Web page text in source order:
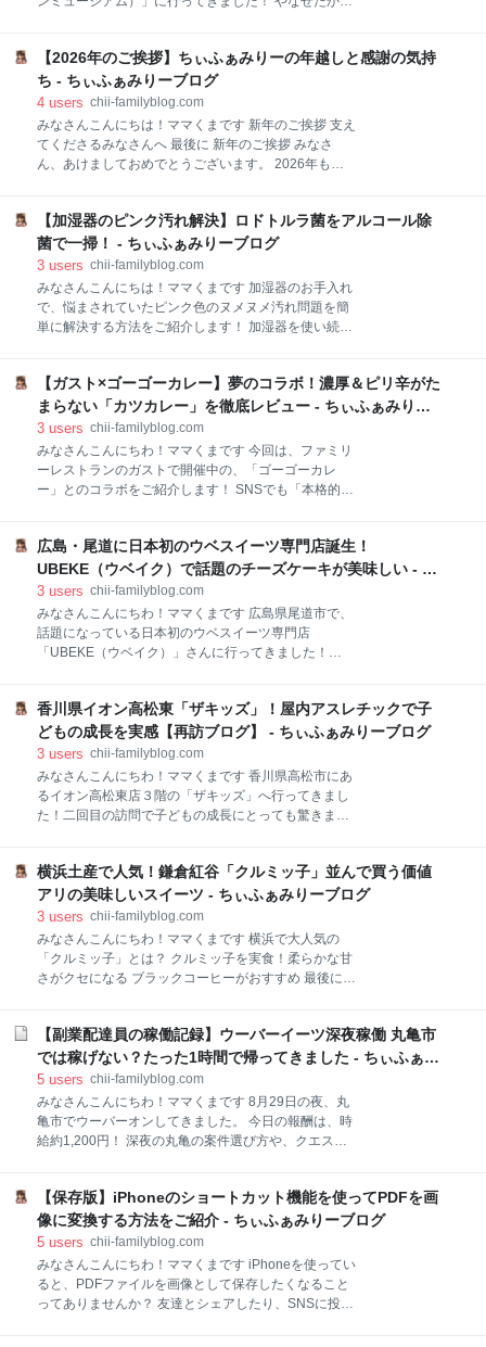
です。 「このシール可愛いね」とか「次はどのページ
を埋めようか」とお喋りしながら、二人でシールを交
換したりレイアウトを考えたりしています。 皆さん
も、もしお
ム） 到着した瞬間から、子どもたちの目はキラキラ！
大好きなアンパンマンや仲間たちに囲まれて、大喜
び。 展示ひとつひとつに「あ！アンパンマン！」「バ
イキンマンいた！」と指をさして喜ぶ姿を見て、連れ
てきて本当に良かったです。 公園スペース 美術館の横
には広い公園スペースもあり、外でもたくさん遊びま
愛くて、見ているこちらがパワーをもらいました。 最
後に アンパンマンに会って、外でたくさん走り回って
家族みんなでリフレッシュ！ 次はもう少し暖かくなっ
た頃に、
【2026年のご挨拶】ちぃふぁみりーの年越しと感謝の気持
ち - ちぃふぁみりーブログ
4 users chii-familyblog.com
みなさんこんにちは！ママくまです 新年のご挨拶 支え
てくださるみなさんへ 最後に 新年のご挨拶 みなさ
ん、あけましておめでとうございます。 2026年も、
ができました！ 昨夜は家族でゆっくりと美味しい食事
を囲んで楽しい時間を過ごしました。 支えてくださる
みなさんへ 最近は少しずつ更新頻度が落ちてしまって
いますが、それでもこうしてコツコツとブログを続け
てこれたのは、いつも見守ってくださるみなさんのお
かげです。 記事を投稿するたびに届く温かいコメント
たちのペースを大切にしながら、家族の日常や日々の
出来事を共有してていければと思っています。 大きな
ことはできませんが、これからも「ちぃふぁみりー」
らし
【加湿器のピンク汚れ解決】ロドトルラ菌をアルコール除
菌で一掃！ - ちぃふぁみりーブログ
3 users chii-familyblog.com
みなさんこんにちは！ママくまです 加湿器のお手入れ
で、悩まされていたピンク色のヌメヌメ汚れ問題を簡
単に解決する方法をご紹介します！ 加湿器を使い続け
気持ち悪いですよね。 加湿器に発生する「ピンク汚
れ」の正体は？ 加湿器のピンクカビを簡単に除去！使
用したのは「除菌用アルコール」 アルコールを使った
ロドトルラ菌の掃除手順 最後に 加湿器に発生する「ピ
ンク汚れ」の正体は？ 多くの人が加湿器のカビだと思
っているピンク色のヌメヌメ汚れ。 その正体は、「ロ
素を出してピンク色に見えるんだそうです。 ロドトル
ラ菌は生命力が強く、食器洗剤などでゴシゴシ洗って
も、なかなか取れずに困っていました。 加湿器のピン
クカビ
【ガスト×ゴーゴーカレー】夢のコラボ！濃厚＆ピリ辛がた
まらない「カツカレー」を徹底レビュー - ちぃふぁみりー
ブログ
3 users chii-familyblog.com
みなさんこんにちわ！ママくまです 今回は、ファミリ
ーレストランのガストで開催中の、「ゴーゴーカレ
ー」とのコラボをご紹介します！ SNSでも「本格的す
ガストとゴーゴーカレーのコラボ！今食べるべきコラ
ボメニュー 最後に ガストとゴーゴーカレーのコラボ！
今食べるべきコラボメニュー ガストとゴーゴーカレー
のコラボメニューはいくつかあるのですが、今回はや
っぱり王道の「ロースカツカレー」をオーダーしまし
た。 真っ黒に近い濃厚なルー、お皿いっぱいのカツ、
ね。 ゴーゴーカレーの特徴である、ドロっとした重厚
なルーは、ガストでもバッチリ再現されていますね。
一口食べたらやみつきになります。最初は甘さも感じ
るのですが、すぐに
広島・尾道に日本初のウベスイーツ専門店誕生！
UBEKE（ウベイク）で話題のチーズケーキが美味しい - ち
ぃふぁみりーブログ
3 users chii-familyblog.com
みなさんこんにちわ！ママくまです 広島県尾道市で、
話題になっている日本初のウベスイーツ専門店
「UBEKE（ウベイク）」さんに行ってきました！
す。紫芋や紅芋とは異なる独特の味わいは、一度食べ
たらやみつきになります。 UBEKE（ウベイク） ウベ
バスクチーズケーキ ウベクリーム 最後に UBEKE（ウ
ベイク） ジャンル・・ ウベ（紅山芋）スイーツ専門店
住所・・・・広島県尾道市土堂1丁目5-22 営業時
間・・11:00～17:00（土日は～18:00） 定休日・・・
クチーズケーキ」と、たっぷりのウベクリームを使っ
たスイーツをいただきました。 ウベバスクチーズケー
キ 一口食べるとウベの香り
香川県イオン高松東「ザキッズ」！屋内アスレチックで子
どもの成長を実感【再訪ブログ】 - ちぃふぁみりーブログ
3 users chii-familyblog.com
みなさんこんにちわ！ママくまです 香川県高松市にあ
るイオン高松東店３階の「ザキッズ」へ行ってきまし
た！二回目の訪問で子どもの成長にとっても驚きまし
ザキッズについて 「ザキッズ」は、0歳から小学生ま
で遊べる最大級の室内型キッズパークです。 広い施設
内には、カラフルな大型アスレッドやボールプール、
トランポリン、フリープレイゲーム機までいっぱい。
雨の日も暑い日も安心の全天候型 小さな子も安心な幼
児ゾーンあり 途中で外出・再入場が可能 飲食物の持ち
分からチャレンジしている姿に感動しました！ イオン
高松東店内にあって便利 施設はイオンの中にあるの
で、買い物にも立ち寄りやすく、親にも嬉しいポイン
横浜土産で人気！鎌倉紅谷「クルミッ子」並んで買う価値
アリの美味しいスイーツ - ちぃふぁみりーブログ
3 users chii-familyblog.com
みなさんこんにちわ！ママくまです 横浜で大人気の
「クルミッ子」とは？ クルミッ子を実食！柔らかな甘
さがクセになる ブラックコーヒーがおすすめ 最後に
た。 わざわざ並んで買ってくれたと聞いて、とても嬉
しくなりました。リスの可愛いパッケージは見た目か
らして癒されます。 クルミッ子を実食！柔らかな甘さ
がクセになる ひとくち食べると、キャラメルの優しい
甘さと、香ばしいくるみの食感がじわっと広がりま
す。バター生地とのバランスも最高で、やらかい甘さ
コーヒーと一緒に、15時のおやつタイムに家族でいた
だきました。 コーヒーのほろ苦さがクルミッ子の甘さ
と良く合って、思わずにっこり。 最後に 家族みんなで
美味しく
【副業配達員の稼働記録】ウーバーイーツ深夜稼働 丸亀市
では稼げない？たった1時間で帰ってきました - ちぃふぁみ
りーブログ
5 users chii-familyblog.com
みなさんこんにちわ！ママくまです 8月29日の夜、丸
亀市でウーバーオンしてきました。 今日の報酬は、時
給約1,200円！ 深夜の丸亀の案件選び方や、クエスト
率重視の案件選び 鳴りが少ない夜は早めの撤収を クエ
スト消化を優先 最後に 今日の報酬 今日は、１時間の
稼働で1,200円ほど稼ぐことができました。 丸亀市深
夜稼働は稼げない？ 地方都市で狙うならキロ７０円〜
９０円くらいの案件がベター。 都市部ではキロ１００
円が目安ですが、信号も交通量も少ないのでその分単
【保存版】iPhoneのショートカット機能を使ってPDFを画
像に変換する方法をご紹介 - ちぃふぁみりーブログ
5 users chii-familyblog.com
みなさんこんにちわ！ママくまです iPhoneを使ってい
ると、PDFファイルを画像として保存したくなること
ってありませんか？ 友達とシェアしたり、SNSに投稿